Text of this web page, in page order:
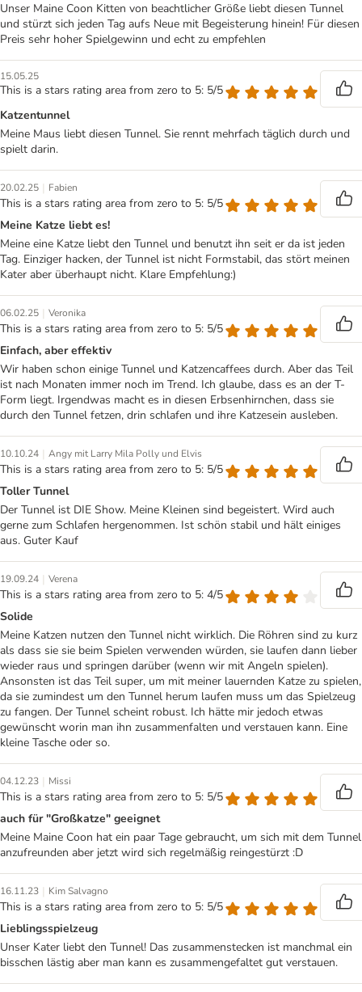
Unser Maine Coon Kitten von beachtlicher Größe liebt diesen Tunnel
und stürzt sich jeden Tag aufs Neue mit Begeisterung hinein! Für diesen
Preis sehr hoher Spielgewinn und echt zu empfehlen
15.05.25
This is a stars rating area from zero to 5: 5/5
Katzentunnel
Meine Maus liebt diesen Tunnel. Sie rennt mehrfach täglich durch und
spielt darin.
20.02.25 | Fabien
This is a stars rating area from zero to 5: 5/5
Meine Katze liebt es!
Meine eine Katze liebt den Tunnel und benutzt ihn seit er da ist jeden
Tag. Einziger hacken, der Tunnel ist nicht Formstabil, das stört meinen
Kater aber überhaupt nicht. Klare Empfehlung:)
06.02.25 | Veronika
This is a stars rating area from zero to 5: 5/5
Einfach, aber effektiv
Wir haben schon einige Tunnel und Katzencaffees durch. Aber das Teil
ist nach Monaten immer noch im Trend. Ich glaube, dass es an der T-
Form liegt. Irgendwas macht es in diesen Erbsenhirnchen, dass sie
durch den Tunnel fetzen, drin schlafen und ihre Katzesein ausleben.
10.10.24 | Angy mit Larry Mila Polly und Elvis
This is a stars rating area from zero to 5: 5/5
Toller Tunnel
Der Tunnel ist DIE Show. Meine Kleinen sind begeistert. Wird auch
gerne zum Schlafen hergenommen. Ist schön stabil und hält einiges
aus. Guter Kauf
19.09.24 | Verena
This is a stars rating area from zero to 5: 4/5
Solide
Meine Katzen nutzen den Tunnel nicht wirklich. Die Röhren sind zu kurz
als dass sie sie beim Spielen verwenden würden, sie laufen dann lieber
wieder raus und springen darüber (wenn wir mit Angeln spielen).
Ansonsten ist das Teil super, um mit meiner lauernden Katze zu spielen,
da sie zumindest um den Tunnel herum laufen muss um das Spielzeug
zu fangen. Der Tunnel scheint robust. Ich hätte mir jedoch etwas
gewünscht worin man ihn zusammenfalten und verstauen kann. Eine
kleine Tasche oder so.
04.12.23 | Missi
This is a stars rating area from zero to 5: 5/5
auch für "Großkatze" geeignet
Meine Maine Coon hat ein paar Tage gebraucht, um sich mit dem Tunnel
anzufreunden aber jetzt wird sich regelmäßig reingestürzt :D
16.11.23 | Kim Salvagno
This is a stars rating area from zero to 5: 5/5
Lieblingsspielzeug
Unser Kater liebt den Tunnel! Das zusammenstecken ist manchmal ein
bisschen lästig aber man kann es zusammengefaltet gut verstauen.